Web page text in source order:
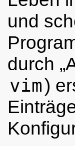
und
durch „
vim)